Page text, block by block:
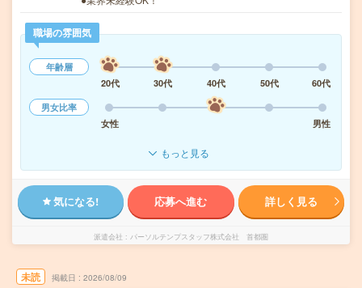
職場の雰囲気
年齢層
20代
30代 40代 50代
60代
男女比率
女性
男性
もっと見る
気になる! 応募へ進む 詳しく見る
派遣会社 パーソルテンプスタッフ株式会社 首都圏
未読 掲載日 2026/08/09